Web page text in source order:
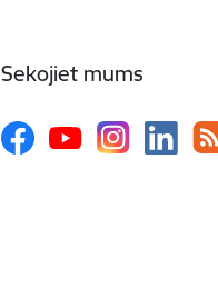
Sekojiet mums